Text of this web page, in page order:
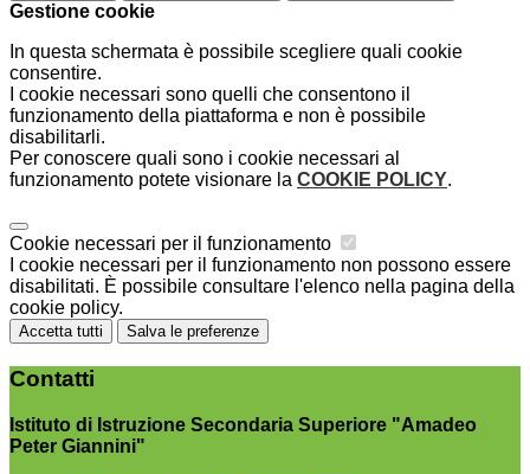
Gestione cookie
In questa schermata è possibile scegliere quali cookie
consentire.
I cookie necessari sono quelli che consentono il
funzionamento della piattaforma e non è possibile
disabilitarli.
Per conoscere quali sono i cookie necessari al
funzionamento potete visionare la COOKIE POLICY.
Cookie necessari per il funzionamento
I cookie necessari per il funzionamento non possono essere
disabilitati. È possibile consultare l'elenco nella pagina della
cookie policy.
Accetta tutti Salva le preferenze
Contatti
Istituto di Istruzione Secondaria Superiore "Amadeo
Peter Giannini"